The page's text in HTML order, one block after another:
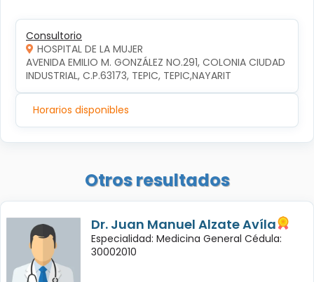
Consultorio
HOSPITAL DE LA MUJER
AVENIDA EMILIO M. GONZÁLEZ NO.291, COLONIA CIUDAD
INDUSTRIAL, C.P.63173, TEPIC, TEPIC,NAYARIT
Horarios disponibles
Otros resultados
Dr. Juan Manuel Alzate Avíla
Especialidad: Medicina General Cédula:
30002010